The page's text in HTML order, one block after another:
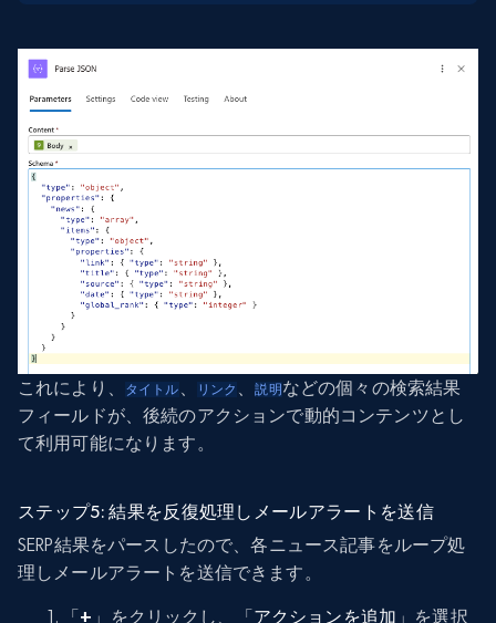
これにより、 タイトル 、 リンク 、説明 などの個々の検索結果
フィールドが、後続のアクションで動的コンテンツとし
て利用可能になります。
ステップ5: 結果を反復処理しメールアラートを送信
SERP結果をパースしたので、各ニュース記事をループ処
理しメールアラートを送信できます。
「+ 」をクリックし、「アクションを追加 」を選択